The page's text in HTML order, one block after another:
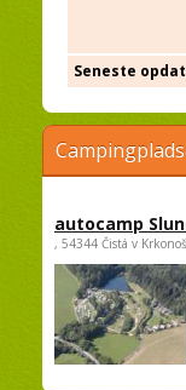
Seneste
autocamp
, 54344 Čistá v